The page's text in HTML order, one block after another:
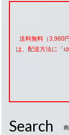
送料無料（3,980
は、配送方法に「
Search